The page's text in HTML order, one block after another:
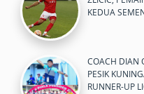
KEDUA
COACH DIAN
PESIK
RUNNER-UP